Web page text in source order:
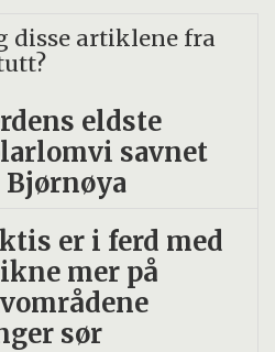
disse artiklene fra
eldste
savnet
Bjørnøya
er i ferd med
mer på
sør